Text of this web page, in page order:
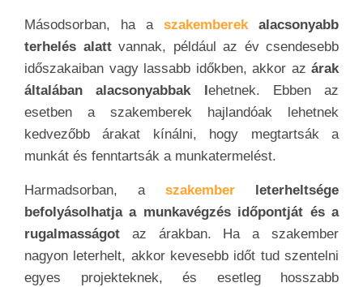
Másodsorban, ha a szakemberek alacsonyabb
terhelés alatt vannak, például az év csendesebb
időszakaiban vagy lassabb időkben, akkor az árak
általában alacsonyabbak lehetnek. Ebben az
esetben a szakemberek hajlandóak lehetnek
kedvezőbb árakat kínálni, hogy megtartsák a
munkát és fenntartsák a munkatermelést.
Harmadsorban, a szakember leterheltsége
befolyásolhatja a munkavégzés időpontját és a
rugalmasságot az árakban. Ha a szakember
nagyon leterhelt, akkor kevesebb időt tud szentelni
egyes projekteknek, és esetleg hosszabb